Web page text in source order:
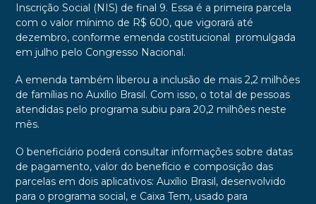
Inscrição Social (NIS) de final 9. Essa é a primeira parcela
com o valor mínimo de R$ 600, que vigorará até
dezembro, conforme emenda costitucional promulgada
em julho pelo Congresso Nacional.
A emenda também liberou a inclusão de mais 2,2 milhões
de famílias no Auxílio Brasil. Com isso, o total de pessoas
atendidas pelo programa subiu para 20,2 milhões neste
mês.
O beneficiário poderá consultar informações sobre datas
de pagamento, valor do benefício e composição das
parcelas em dois aplicativos: Auxílio Brasil, desenvolvido
para o programa social, e Caixa Tem, usado para